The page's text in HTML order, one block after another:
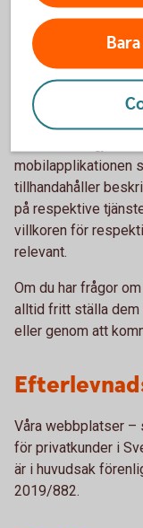
processer.
Säkerställer att
lanseras för
Integrerar
Tillhandahåller
mobilapplikationen
tillhandahåller
på respektive
villkoren för
relevant.
Om du har frågor
alltid fritt ställa dem
eller genom att
Våra webbplatser –
för privatkunder i
är i huvudsak
2019/882.